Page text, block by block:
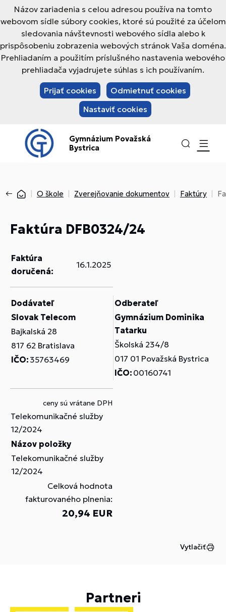
Názov zariadenia s celou adresou používa na tomto
webovom sídle súbory cookies, ktoré sú použité za účelom
sledovania návštevnosti webového sídla alebo k
prispôsobeniu zobrazenia webových stránok Vaša doména.
Prehliadaním a použitím príslušného nastavenia webového
prehliadača vyjadrujete súhlas s ich používaním.
Prijať cookies
Odmietnuť cookies
Nastaviť cookies
Gymnázium Považská
Bystrica
O škole Zverejňovanie dokumentov Faktúry
Faktúra DFB0324/24
Faktúra
doručená:
16.1.2025
Dodávateľ
Slovak Telecom
Bajkalská 28
817 62 Bratislava
IČO: 35763469
Odberateľ
Gymnázium Dominika
Tatarku
Školská 234/8
017 01 Považská Bystrica
IČO: 00160741
ceny sú vrátane DPH
Telekomunikačné služby
12/2024
Názov položky
Telekomunikačné služby
12/2024
Celková hodnota
fakturovaného plnenia:
20,94 EUR
Vytlačiť
Partneri